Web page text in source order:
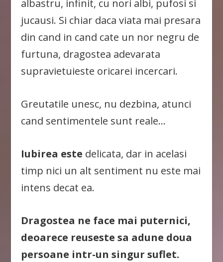
albastru, infinit, cu nori albi, pufosi si
jucausi. Si chiar daca viata mai presara
din cand in cand cate un nor negru de
furtuna, dragostea adevarata
supravietuieste oricarei incercari.
Greutatile unesc, nu dezbina, atunci
cand sentimentele sunt reale…
Iubirea este delicata, dar in acelasi
timp nici un alt sentiment nu este mai
intens decat ea.
Dragostea ne face mai puternici,
deoarece reuseste sa adune doua
persoane intr-un singur suflet.